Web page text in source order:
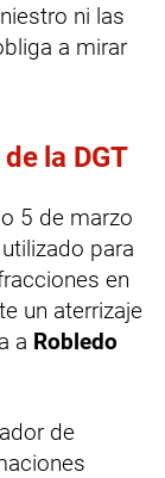
ni las
a mirar
la DGT
5 de marzo
utilizado para
en
un aterrizaje
a Robledo
de